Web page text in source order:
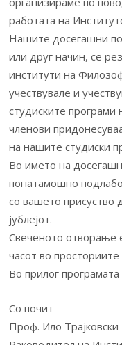
работата на
Нашите досегашни
или друг начин, се
институти на
учествувале и
студиските
членови
на нашите студиски
Во името на
понатамошно
со вашето присуство
јублејот.
Свеченото отворање
часот во
Во прилог програмата
Со почит
Проф. Ило Трајковски